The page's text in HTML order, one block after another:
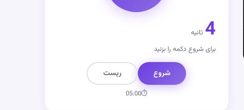
4 ثانیه
برای شروع دکمه را بزنید
شروع ریست
⏱
05:00